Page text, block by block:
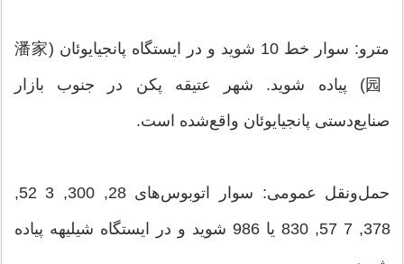
مترو: سوار خط 10 شوید و در ایستگاه پانجیایوئان (潘家
园) پیاده شوید. شهر عتیقه پکن در جنوب بازار
صنایع‌دستی پانجیایوئان واقع‌شده است.
حمل‌ونقل عمومی: سوار اتوبوس‌های 28, 300, 3 52,
378, 7 57, 830 یا 986 شوید و در ایستگاه شیلیهه پیاده